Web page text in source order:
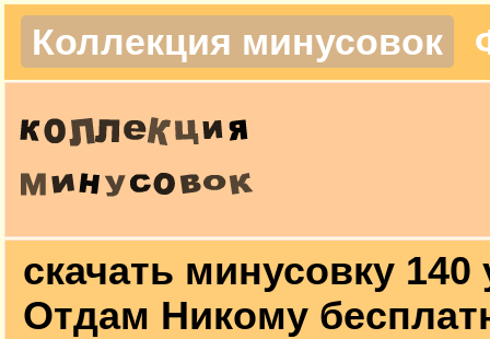
Коллекция минусовок
скачать минусовку
Отдам Никому